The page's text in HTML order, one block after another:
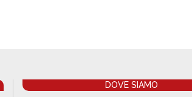
DOVE SIAMO